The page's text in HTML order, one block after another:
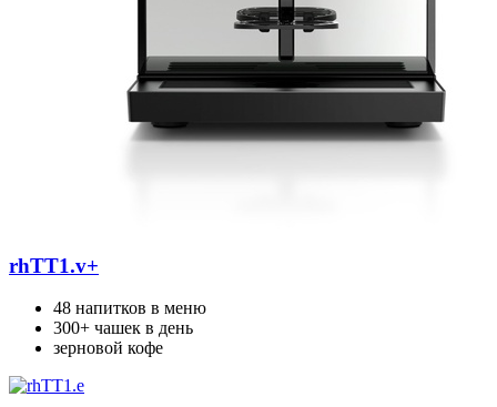
rhTT1.v+
48 напитков в меню
300+ чашек в день
зерновой кофе